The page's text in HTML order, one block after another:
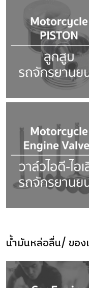
น้ำมันหล่อลื่น/ ของ